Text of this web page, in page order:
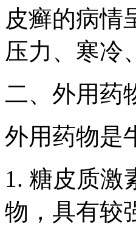
皮癣的病情
压力、寒冷
二、外用药
外用药物是
1. 糖皮质激
物，具有较